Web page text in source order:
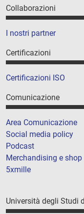
Collaborazioni
I nostri partner
Certificazioni
Certificazioni ISO
Comunicazione
Area Comunicazione
Social media policy
Podcast
Merchandising e shop
5xmille
Università degli Studi